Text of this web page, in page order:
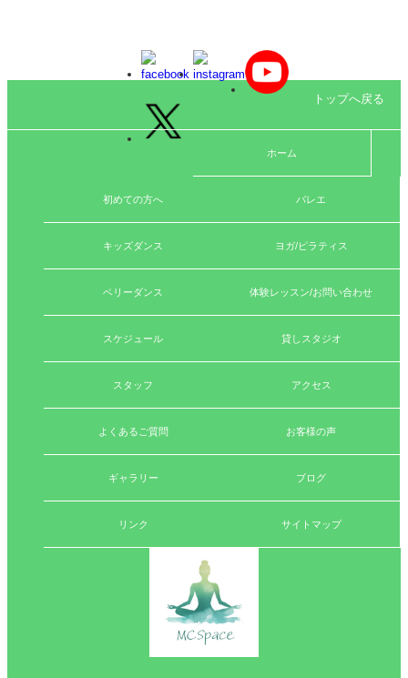
トップへ戻る
ホーム
初めての方へ バレエ
キッズダンス ヨガ/ピラティス
ベリーダンス 体験レッスン/お問い合わせ
スケジュール 貸しスタジオ
スタッフ アクセス
よくあるご質問 お客様の声
ギャラリー ブログ
リンク サイトマップ